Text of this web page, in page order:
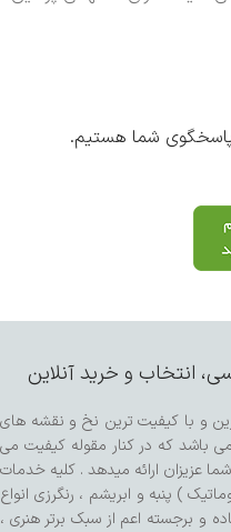
انتخاب و خرید آنلاین
و با کیفیت ترین نخ و نقشه های
باشد که در کنار مقوله کیفیت می
عزیزان ارائه میدهد . کلیه خدمات
) پنبه و ابریشم ، رنگرزی انواع
و برجسته اعم از سبک برتر هنری ،